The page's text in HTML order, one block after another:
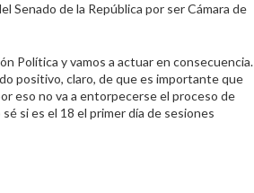
Senado de la República por ser Cámara de
Política y vamos a actuar en consecuencia.
positivo, claro, de que es importante que
eso no va a entorpecerse el proceso de
si es el 18 el primer día de sesiones